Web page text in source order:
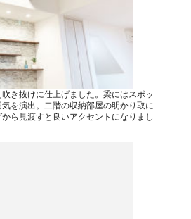
き抜けに仕上げました。梁にはスポッ
気を演出。二階の収納部屋の明かり取に
ら見渡すと良いアクセントになりまし